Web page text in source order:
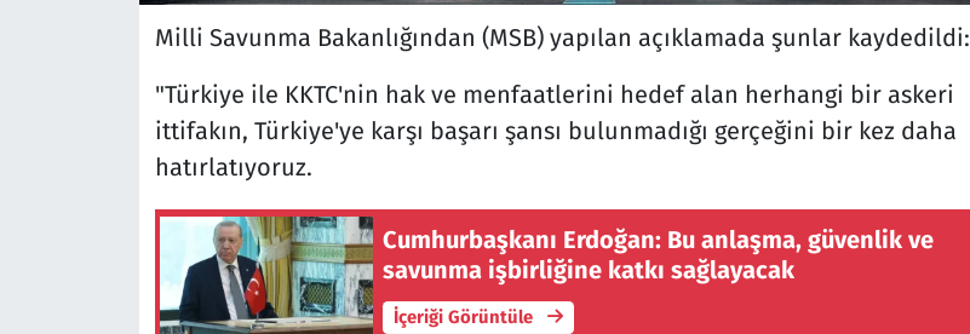
Milli Savunma Bakanlığından (MSB) yapılan açıklamada şunlar kaydedildi:
"Türkiye ile KKTC'nin hak ve menfaatlerini hedef alan herhangi bir askeri
ittifakın, Türkiye'ye karşı başarı şansı bulunmadığı gerçeğini bir kez daha
hatırlatıyoruz.
Cumhurbaşkanı Erdoğan: Bu anlaşma, güvenlik ve
savunma işbirliğine katkı sağlayacak
İçeriği Görüntüle